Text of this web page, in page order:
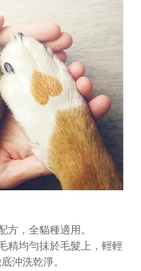
方，全貓種適用 。
精均勻抺於毛髮上，輕輕
沖洗乾淨。